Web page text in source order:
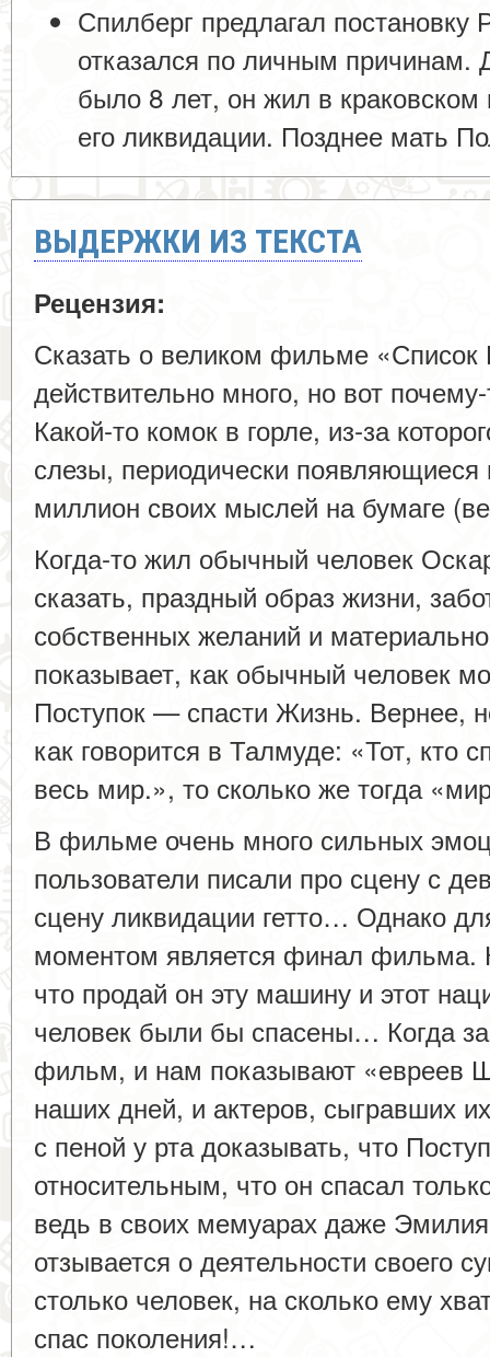
Спилберг предлагал постановку
отказался по личным причинам.
было 8 лет, он жил в краковском
его ликвидации. Позднее мать
ВЫДЕРЖКИ ИЗ ТЕКСТА
Рецензия:
Сказать о великом фильме
действительно много, но вот
Какой-то комок в горле, из-за
слезы, периодически
миллион своих мыслей на бумаге
Когда-то жил обычный человек
сказать, праздный образ жизни,
собственных желаний и
показывает, как обычный человек
Поступок — спасти Жизнь.
как говорится в Талмуде: «Тот, кто
весь мир.», то сколько же тогда
В фильме очень много сильных
пользователи писали про сцену с
сцену ликвидации гетто… Однако
моментом является финал фильма.
что продай он эту машину и этот
человек были бы спасены… Когда
фильм, и нам показывают «евреев
наших дней, и актеров, сыгравших
с пеной у рта доказывать, что
относительным, что он спасал
ведь в своих мемуарах даже
отзывается о деятельности своего
столько человек, на сколько ему
спас поколения!…